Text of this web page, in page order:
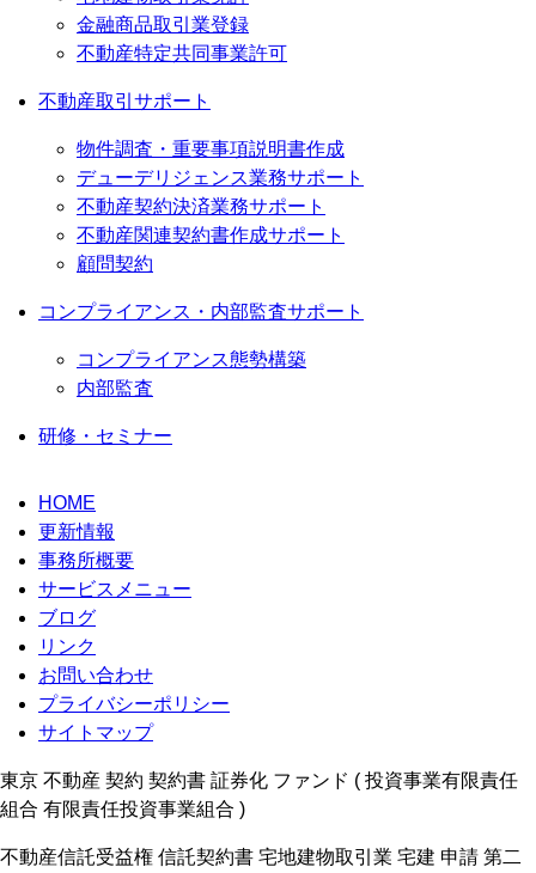
金融商品取引業登録
不動産特定共同事業許可
不動産取引サポート
物件調査・重要事項説明書作成
デューデリジェンス業務サポート
不動産契約決済業務サポート
不動産関連契約書作成サポート
顧問契約
コンプライアンス・内部監査サポート
コンプライアンス態勢構築
内部監査
研修・セミナー
HOME
更新情報
事務所概要
サービスメニュー
ブログ
リンク
お問い合わせ
プライバシーポリシー
サイトマップ
東京 不動産 契約 契約書 証券化 ファンド ( 投資事業有限責任
組合 有限責任投資事業組合 )
不動産信託受益権 信託契約書 宅地建物取引業 宅建 申請 第二